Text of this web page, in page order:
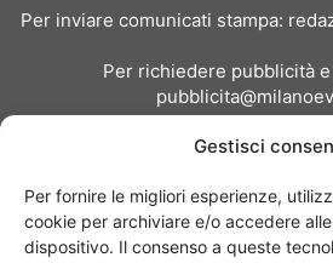
Gestisci
Per fornire le migliori esperienze,
cookie per archiviare e/o accedere
dispositivo. Il consenso a queste
Per inviare comunicati stampa:
Per richiedere pubblicità